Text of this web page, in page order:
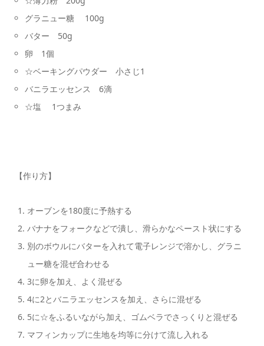
グラニュー糖 100g
バター 50g
卵 1個
☆ベーキングパウダー 小さじ1
バニラエッセンス 6滴
☆塩 1つまみ
【作り方】
オーブンを180度に予熱する
バナナをフォークなどで潰し、滑らかなペースト状にする
別のボウルにバターを入れて電子レンジで溶かし、グラニ
ュー糖を混ぜ合わせる
3に卵を加え、よく混ぜる
4に2とバニラエッセンスを加え、さらに混ぜる
5に☆をふるいながら加え、ゴムベラでさっくりと混ぜる
マフィンカップに生地を均等に分けて流し入れる